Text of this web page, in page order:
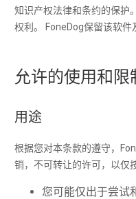
知识产权法律和条约的保护
权利。 FoneDog保留该软件
允许的使用和限
用途
根据您对本条款的遵守，
销，不可转让的许可，以仅
您可能仅出于尝试